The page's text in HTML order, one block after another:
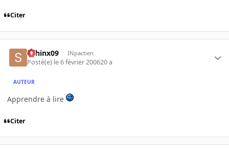
Citer
sphinx09 INpactien
Posté(e) le 6 février 200620 a
AUTEUR
Apprendre à lire
Citer